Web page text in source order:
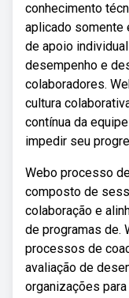
conhecimento
aplicado somente
de apoio
desempenho e
colaboradores.
cultura
contínua da
impedir seu
Webo processo
composto de
colaboração e
de programas de.
processos de
avaliação de
organizações